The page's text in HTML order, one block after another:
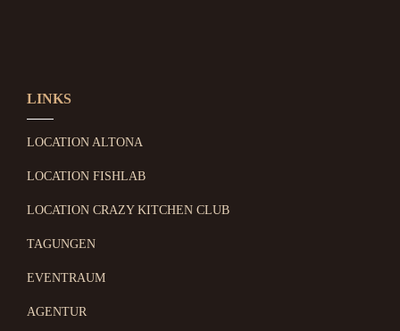
LINKS
LOCATION ALTONA
LOCATION FISHLAB
LOCATION CRAZY KITCHEN CLUB
TAGUNGEN
EVENTRAUM
AGENTUR